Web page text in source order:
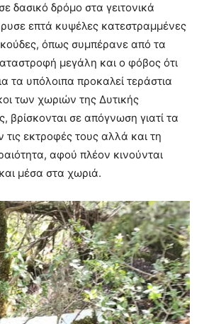
δασικό δρόμο στα γειτονικά
επτά κυψέλες κατεστραμμένες
όπως συμπέρανε από τα
μεγάλη και ο φόβος ότι
τα υπόλοιπα προκαλεί τεράστια
των χωριών της Δυτικής
βρίσκονται σε απόγνωση γιατί τα
εκτροφές τους αλλά και τη
αφού πλέον κινούνται
μέσα στα χωριά.